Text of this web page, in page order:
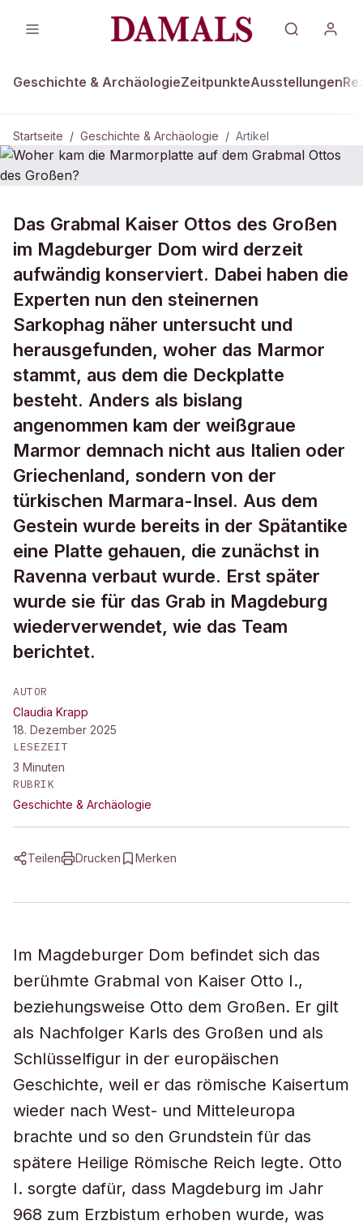
Geschichte & ArchäologieZeitpunkteAusstellungen
Startseite / Geschichte & Archäologie / Artikel
Woher kam die Marmorplatte auf
dem Grabmal Ottos des Großen?
Das Grabmal Kaiser Ottos des Großen
im Magdeburger Dom wird derzeit
aufwändig konserviert. Dabei haben die
Experten nun den steinernen
Sarkophag näher untersucht und
herausgefunden, woher das Marmor
stammt, aus dem die Deckplatte
besteht. Anders als bislang
angenommen kam der weißgraue
Marmor demnach nicht aus Italien oder
Griechenland, sondern von der
türkischen Marmara-Insel. Aus dem
Gestein wurde bereits in der Spätantike
eine Platte gehauen, die zunächst in
Ravenna verbaut wurde. Erst später
wurde sie für das Grab in Magdeburg
wiederverwendet, wie das Team
berichtet.
AUTOR
Claudia Krapp
18. Dezember 2025
LESEZEIT
3 Minuten
RUBRIK
Geschichte & Archäologie
Teilen Drucken Merken
Im Magdeburger Dom befindet sich das
berühmte Grabmal von Kaiser Otto I.,
beziehungsweise Otto dem Großen. Er gilt
als Nachfolger Karls des Großen und als
Schlüsselfigur in der europäischen
Geschichte, weil er das römische Kaisertum
wieder nach West- und Mitteleuropa
brachte und so den Grundstein für das
spätere Heilige Römische Reich legte. Otto
I. sorgte dafür, dass Magdeburg im Jahr
968 zum Erzbistum erhoben wurde, was